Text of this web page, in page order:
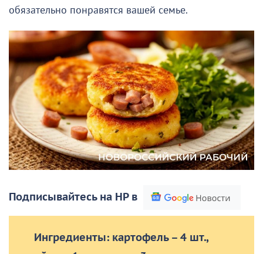
обязательно понравятся вашей семье.
Подписывайтесь на НР в
Ингредиенты: картофель – 4 шт.,